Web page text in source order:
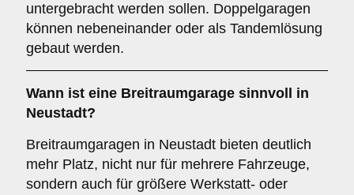
untergebracht werden sollen. Doppelgaragen
können nebeneinander oder als Tandemlösung
gebaut werden.
Wann ist eine Breitraumgarage sinnvoll in
Neustadt?
Breitraumgaragen in Neustadt bieten deutlich
mehr Platz, nicht nur für mehrere Fahrzeuge,
sondern auch für größere Werkstatt- oder